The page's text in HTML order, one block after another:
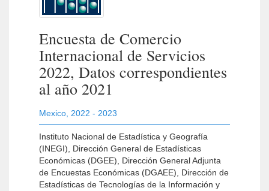
Encuesta de Comercio
Internacional de Servicios
2022, Datos correspondientes
al año 2021
Mexico 2022 - 2023
Instituto Nacional de Estadística y Geografía
(INEGI), Dirección General de Estadísticas
Económicas (DGEE), Dirección General Adjunta
de Encuestas Económicas (DGAEE), Dirección de
Estadísticas de Tecnologías de la Información y